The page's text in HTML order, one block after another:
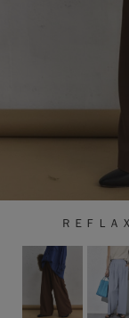
ＲＥＦＬＡ